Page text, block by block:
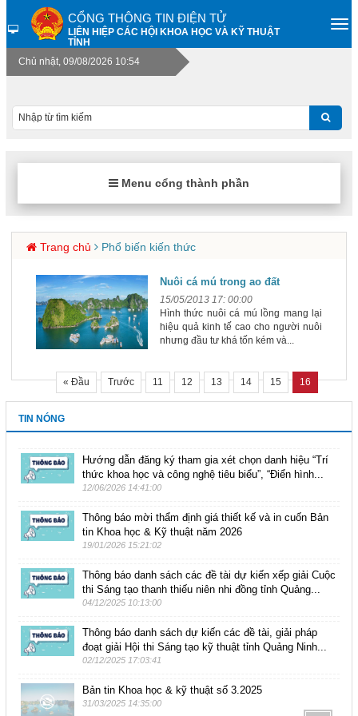
CỔNG THÔNG TIN ĐIỆN TỬ
LIÊN HIỆP CÁC HỘI KHOA HỌC VÀ KỸ THUẬT
TỈNH
Chủ nhật, 09/08/2026 10:54
Menu cổng thành phần
Trang chủ Phổ biến kiến thức
Nuôi cá mú trong ao đất
15/05/2013 17: 00:00
Hình thức nuôi cá mú lồng mang lại
hiệu quả kinh tế cao cho người nuôi
nhưng đầu tư khá tốn kém và...
« Đầu Trước 11 12 13 14 15 16
TIN NÓNG
Hướng dẫn đăng ký tham gia xét chọn danh hiệu “Trí
thức khoa học và công nghệ tiêu biểu”, “Điển hình...
12/06/2026 14:41:00
Thông báo mời thẩm định giá thiết kế và in cuốn Bản
tin Khoa học & Kỹ thuật năm 2026
19/01/2026 15:21:02
Thông báo danh sách các đề tài dự kiến xếp giải Cuộc
thi Sáng tạo thanh thiếu niên nhi đồng tỉnh Quảng...
04/12/2025 10:13:00
Thông báo danh sách dự kiến các đề tài, giải pháp
đoạt giải Hội thi Sáng tạo kỹ thuật tỉnh Quảng Ninh...
02/12/2025 17:03:41
Bản tin Khoa học & kỹ thuật số 3.2025
31/03/2025 14:35:00